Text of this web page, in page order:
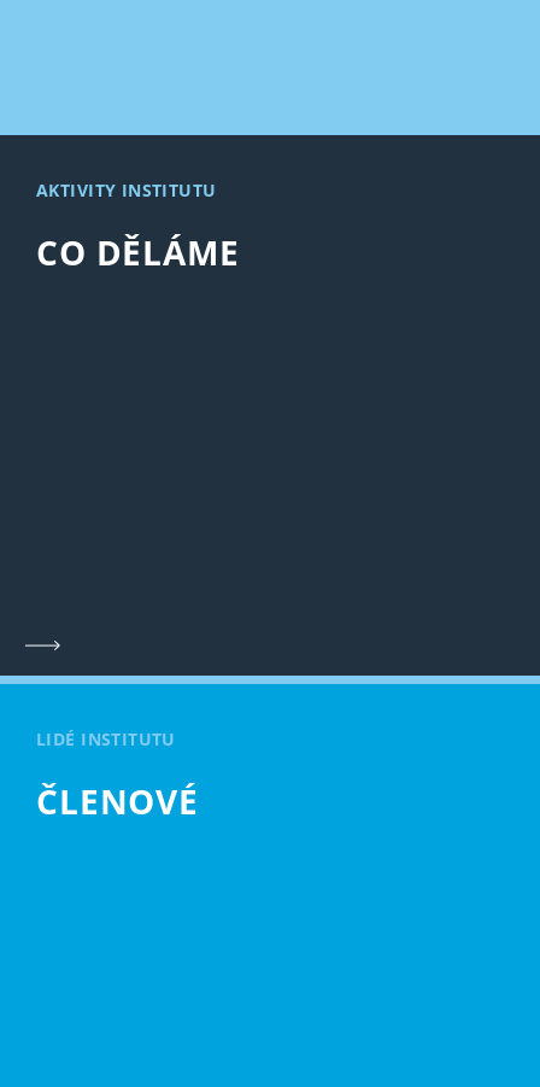
CO DĚLÁME
AKTIVITY INSTITUTU
LIDÉ INSTITUTU
ČLENOVÉ